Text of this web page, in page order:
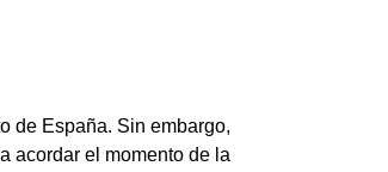
de España. Sin embargo,
acordar el momento de la